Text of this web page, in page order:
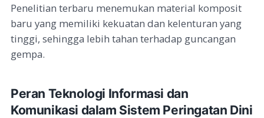
Penelitian terbaru menemukan material komposit
baru yang memiliki kekuatan dan kelenturan yang
tinggi, sehingga lebih tahan terhadap guncangan
gempa.
Peran Teknologi Informasi dan
Komunikasi dalam Sistem Peringatan Dini